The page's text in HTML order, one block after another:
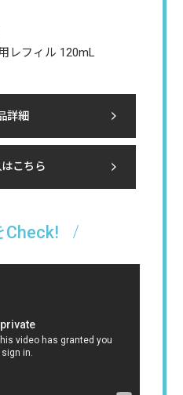
レフィル 120mL
詳細
こちら
Check!